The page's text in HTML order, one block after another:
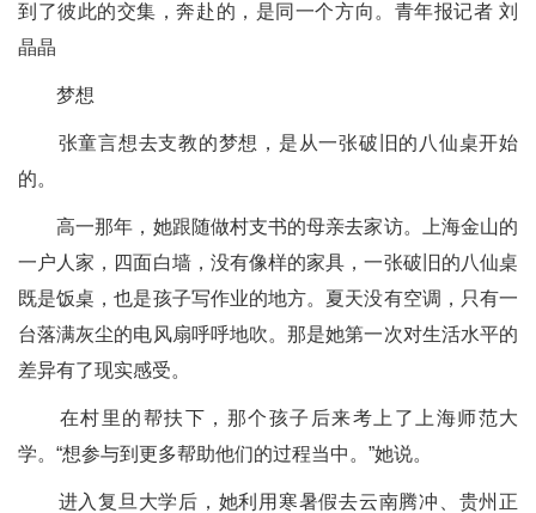
到了彼此的交集，奔赴的，是同一个方向。青年报记者 刘
晶晶
梦想
张童言想去支教的梦想，是从一张破旧的八仙桌开始
的。
高一那年，她跟随做村支书的母亲去家访。上海金山的
一户人家，四面白墙，没有像样的家具，一张破旧的八仙桌
既是饭桌，也是孩子写作业的地方。夏天没有空调，只有一
台落满灰尘的电风扇呼呼地吹。那是她第一次对生活水平的
差异有了现实感受。
在村里的帮扶下，那个孩子后来考上了上海师范大
学。“想参与到更多帮助他们的过程当中。”她说。
进入复旦大学后，她利用寒暑假去云南腾冲、贵州正